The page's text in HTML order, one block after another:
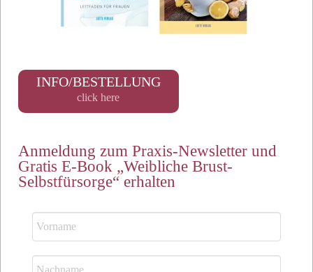
INFO/BESTELLUNG
click here
Anmeldung zum Praxis-Newsletter und
Gratis E-Book „Weibliche Brust-
Selbstfürsorge“ erhalten